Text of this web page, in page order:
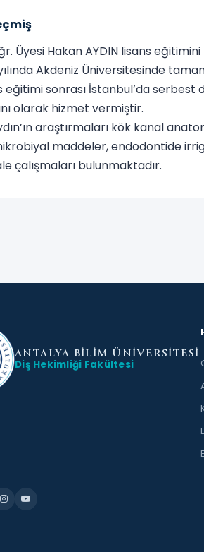
Üyesi Hakan AYDIN lisans
Akdeniz Üniversitesinde
eğitimi sonrası İstanbul’da serbest
olarak hizmet vermiştir.
araştırmaları kök kanal
maddeler, endodontide
çalışmaları bulunmaktadır.
ANTALYA BİLİM ÜNİVERSİTESİ
Diş Hekimliği Fakültesi